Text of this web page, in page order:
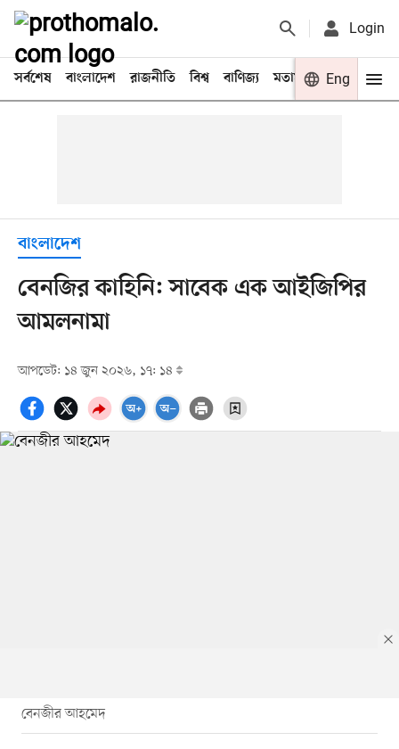
Login
সর্বশেষ বাংলাদেশ রাজনীতি বিশ্ব বাণিজ্য মতামত খেলা
Eng
বাংলাদেশ
বেনজির কাহিনি: সাবেক এক আইজিপির
আমলনামা
আপডেট: ১৪ জুন ২০২৬, ১৭: ১৪
বেনজীর আহমেদ